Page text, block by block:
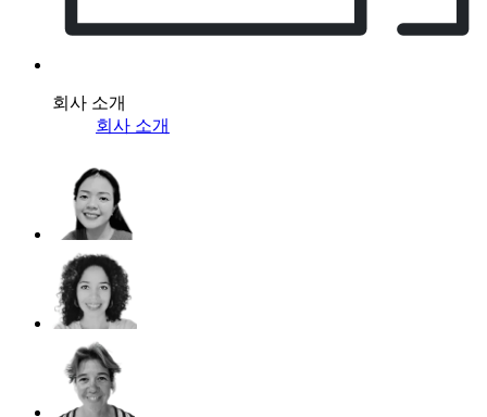
회사 소개
회사 소개